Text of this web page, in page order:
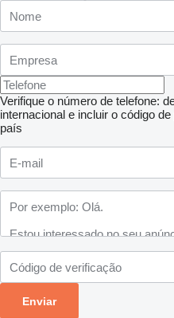
Verifique o número de telefone:
internacional e incluir o código de
país